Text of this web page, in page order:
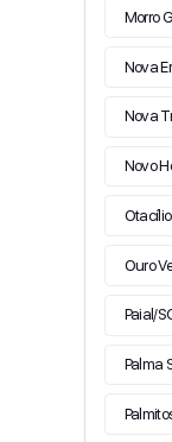
Morro
Nova
Nova
Novo
Ouro
Paial/
Palma